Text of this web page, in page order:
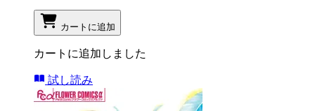
カートに追加
カートに追加しました
試し読み